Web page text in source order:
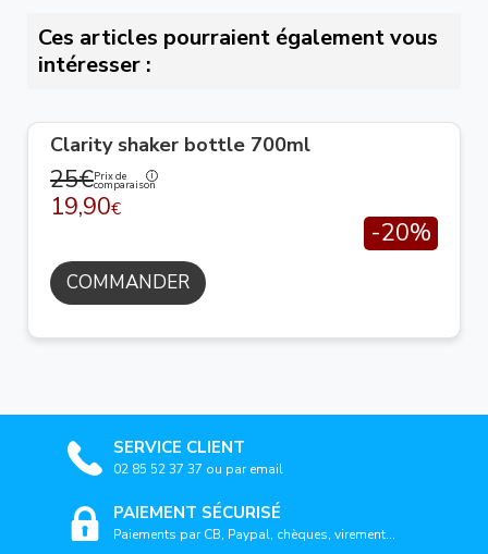
Ces articles pourraient également vous
intéresser :
Clarity shaker bottle 700ml
25€Prix de
comparaison
19,90€
-20%
COMMANDER
SERVICE CLIENT
02 85 52 37 37 ou par email
PAIEMENT SÉCURISÉ
Paiements par CB, Paypal, chèques, virement...